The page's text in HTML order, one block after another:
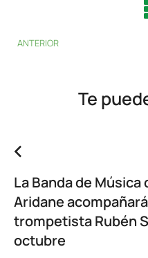
ANTERIOR
Te
La Banda de Música
Aridane
trompetista Rubén
octubre